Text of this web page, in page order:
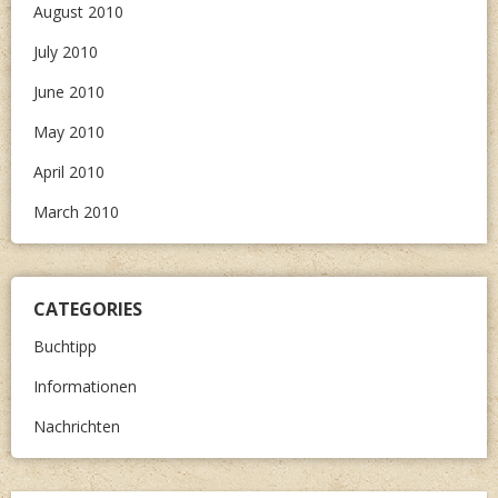
August 2010
July 2010
June 2010
May 2010
April 2010
March 2010
CATEGORIES
Buchtipp
Informationen
Nachrichten